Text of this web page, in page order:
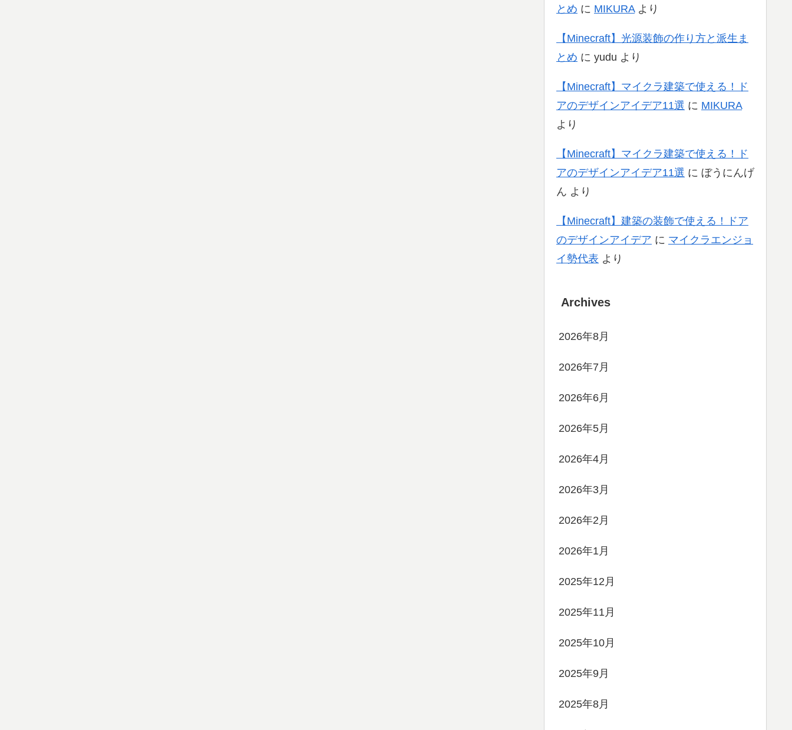
とめ に MIKURAより
【Minecraft】光源装飾の作り方と派生ま
とめ に yudu より
【Minecraft】マイクラ建築で使える！ド
アのデザインアイデア11選 に MIKURA
より
【Minecraft】マイクラ建築で使える！ド
アのデザインアイデア11選 に ぼうにんげ
ん より
【Minecraft】建築の装飾で使える！ドア
のデザインアイデア に マイクラエンジョ
イ勢代表 より
Archives
2026年8月
2026年7月
2026年6月
2026年5月
2026年4月
2026年3月
2026年2月
2026年1月
2025年12月
2025年11月
2025年10月
2025年9月
2025年8月